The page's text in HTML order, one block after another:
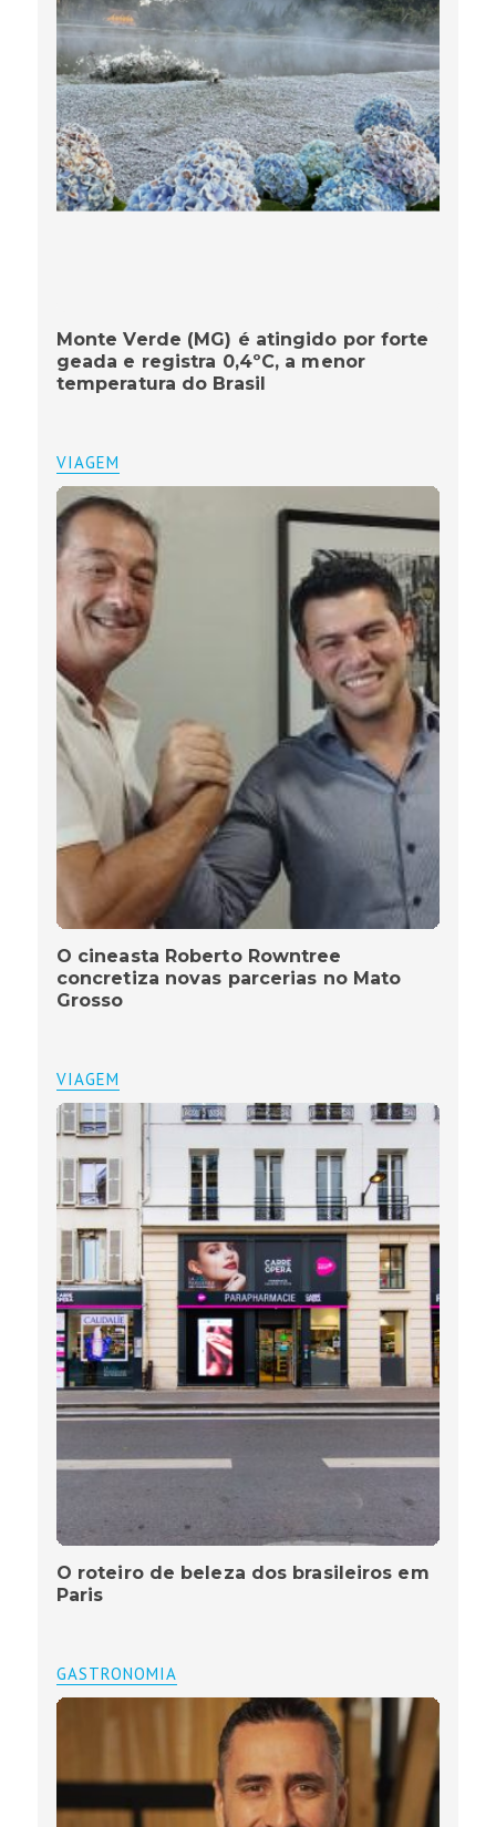
Monte Verde (MG) é atingido por forte
geada e registra 0,4ºC, a menor
temperatura do Brasil
VIAGEM
O cineasta Roberto Rowntree
concretiza novas parcerias no Mato
Grosso
VIAGEM
O roteiro de beleza dos brasileiros em
Paris
GASTRONOMIA